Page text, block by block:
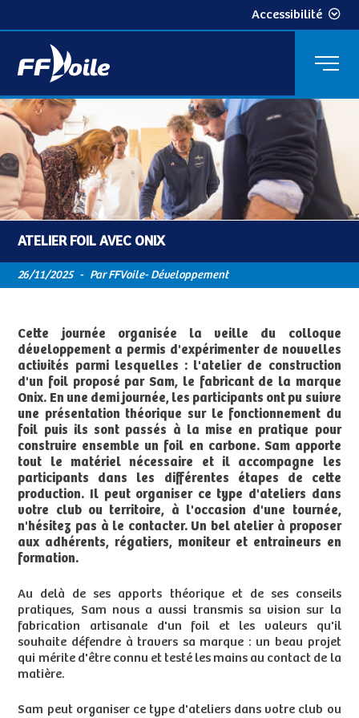
Accessibilité
ATELIER FOIL AVEC ONIX
26/11/2025 - Par FFVoile- Développement
Cette journée organisée la veille du colloque
développement a permis d'expérimenter de nouvelles
activités parmi lesquelles : l'atelier de construction
d'un foil proposé par Sam, le fabricant de la marque
Onix. En une demi journée, les participants ont pu suivre
une présentation théorique sur le fonctionnement du
foil puis ils sont passés à la mise en pratique pour
construire ensemble un foil en carbone. Sam apporte
tout le matériel nécessaire et il accompagne les
participants dans les différentes étapes de cette
production. Il peut organiser ce type d'ateliers dans
votre club ou territoire, à l'occasion d'une tournée,
n'hésitez pas à le contacter. Un bel atelier à proposer
aux adhérents, régatiers, moniteur et entraineurs en
formation.
Au delà de ses apports théorique et de ses conseils
pratiques, Sam nous a aussi transmis sa vision sur la
fabrication artisanale d'un foil et les valeurs qu'il
souhaite défendre à travers sa marque : un beau projet
qui mérite d'être connu et testé les mains au contact de la
matière.
Sam peut organiser ce type d'ateliers dans votre club ou